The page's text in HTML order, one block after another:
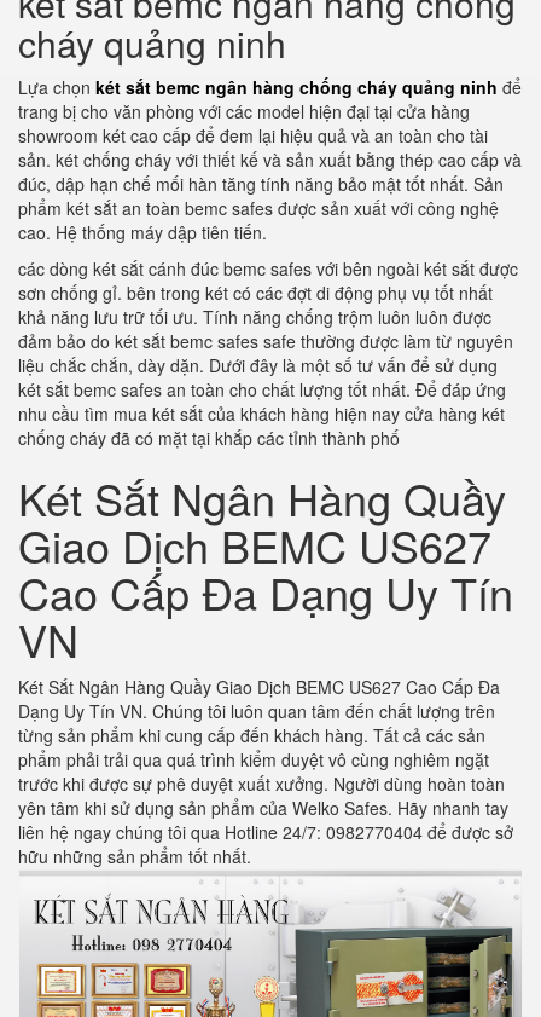
cháy quảng ninh
Lựa chọn két sắt bemc ngân hàng chống cháy quảng ninh để
trang bị cho văn phòng với các model hiện đại tại cửa hàng
showroom két cao cấp để đem lại hiệu quả và an toàn cho tài
sản. két chống cháy với thiết kế và sản xuất bằng thép cao cấp và
đúc, dập hạn chế mối hàn tăng tính năng bảo mật tốt nhất. Sản
phẩm két sắt an toàn bemc safes được sản xuất với công nghệ
cao. Hệ thống máy dập tiên tiến.
các dòng két sắt cánh đúc bemc safes với bên ngoài két sắt được
sơn chống gỉ. bên trong két có các đợt di động phụ vụ tốt nhất
khả năng lưu trữ tối ưu. Tính năng chống trộm luôn luôn được
đảm bảo do két sắt bemc safes safe thường được làm từ nguyên
liệu chắc chắn, dày dặn. Dưới đây là một số tư vấn để sử dụng
két sắt bemc safes an toàn cho chất lượng tốt nhất. Để đáp ứng
nhu cầu tìm mua két sắt của khách hàng hiện nay cửa hàng két
chống cháy đã có mặt tại khắp các tỉnh thành phố
Két Sắt Ngân Hàng Quầy
Giao Dịch BEMC US627
Cao Cấp Đa Dạng Uy Tín
VN
Két Sắt Ngân Hàng Quầy Giao Dịch BEMC US627 Cao Cấp Đa
Dạng Uy Tín VN. Chúng tôi luôn quan tâm đến chất lượng trên
từng sản phẩm khi cung cấp đến khách hàng. Tất cả các sản
phẩm phải trải qua quá trình kiểm duyệt vô cùng nghiêm ngặt
trước khi được sự phê duyệt xuất xưởng. Người dùng hoàn toàn
yên tâm khi sử dụng sản phẩm của Welko Safes. Hãy nhanh tay
liên hệ ngay chúng tôi qua Hotline 24/7: 0982770404 để được sở
hữu những sản phẩm tốt nhất.